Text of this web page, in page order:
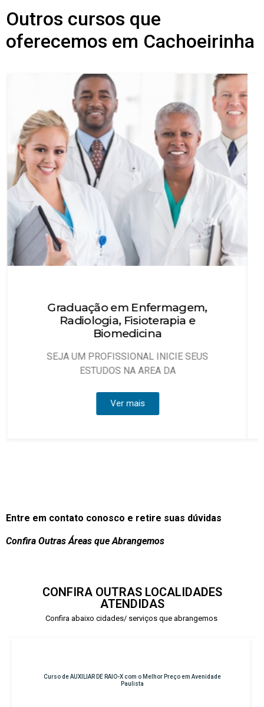
Outros cursos que
oferecemos em Cachoeirinha
Técnico em Enfermagem
Objetivo: Habilitar técnicos de enfermagem
Entre em contato conosco e retire suas dúvidas
Confira Outras Áreas que Abrangemos
CONFIRA OUTRAS LOCALIDADES
ATENDIDAS
Confira abaixo cidades/ serviços que abrangemos
Curso de INSTRUMENTAÇÃO CIRÚRGICA com o Melhor Preço